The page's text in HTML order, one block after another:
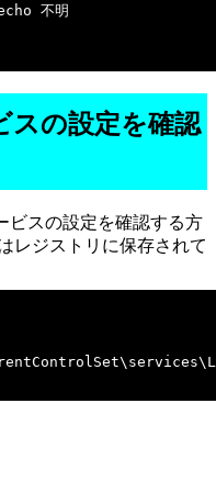
不明
スの設定を確認
ビスの設定を確認する方
レジストリに保存されて